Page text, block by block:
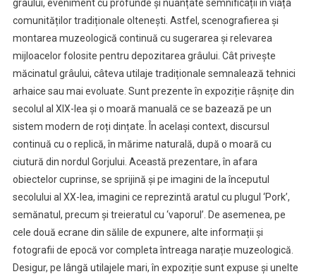
grâului, eveniment cu profunde și nuanțate semnificații în viața
comunităților tradiționale oltenești. Astfel, scenografierea și
montarea muzeologică continuă cu sugerarea și relevarea
mijloacelor folosite pentru depozitarea grâului. Cât privește
măcinatul grâului, câteva utilaje tradiționale semnalează tehnici
arhaice sau mai evoluate. Sunt prezente în expoziție râșnițe din
secolul al XIX-lea și o moară manuală ce se bazează pe un
sistem modern de roți dințate. În același context, discursul
continuă cu o replică, în mărime naturală, după o moară cu
ciutură din nordul Gorjului. Această prezentare, în afara
obiectelor cuprinse, se sprijină și pe imagini de la începutul
secolului al XX-lea, imagini ce reprezintă aratul cu plugul ‘Pork’,
semănatul, precum și treieratul cu ‘vaporul’. De asemenea, pe
cele două ecrane din sălile de expunere, alte informații și
fotografii de epocă vor completa întreaga narație muzeologică.
Desigur, pe lângă utilajele mari, în expoziție sunt expuse și unelte